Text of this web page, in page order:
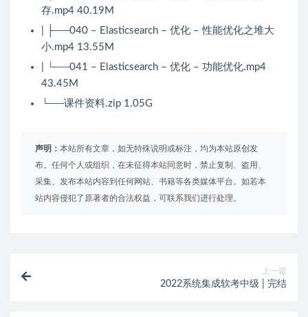
存.mp4 40.19M
| ├──040 – Elasticsearch – 优化 – 性能优化之堆大
小.mp4 13.55M
| └──041 – Elasticsearch – 优化 – 功能优化.mp4
43.45M
└──课件资料.zip 1.05G
声明： 本站所有文章，如无特殊说明或标注，均为本站原创发
布。任何个人或组织，在未征得本站同意时，禁止复制、盗用、
采集、发布本站内容到任何网站、书籍等各类媒体平台。如若本
站内容侵犯了原著者的合法权益，可联系我们进行处理。
上一篇
2022系统集成软考中级 | 完结